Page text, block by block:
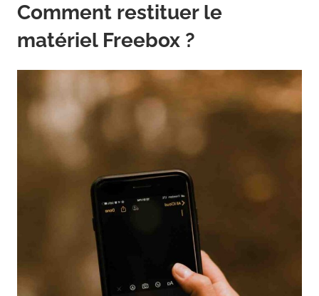
Comment restituer le
matériel Freebox ?